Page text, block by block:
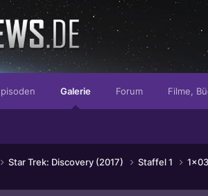
Galerie Forum Filme,
Star Trek: Discovery (2017) Staffel 1